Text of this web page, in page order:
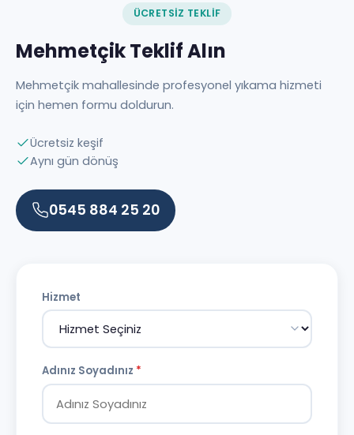
ÜCRETSIZ TEKLIF
Mehmetçik Teklif Alın
Mehmetçik mahallesinde profesyonel yıkama hizmeti
için hemen formu doldurun.
Ücretsiz keşif
Aynı gün dönüş
0545 884 25 20
Hizmet
Adınız Soyadınız *